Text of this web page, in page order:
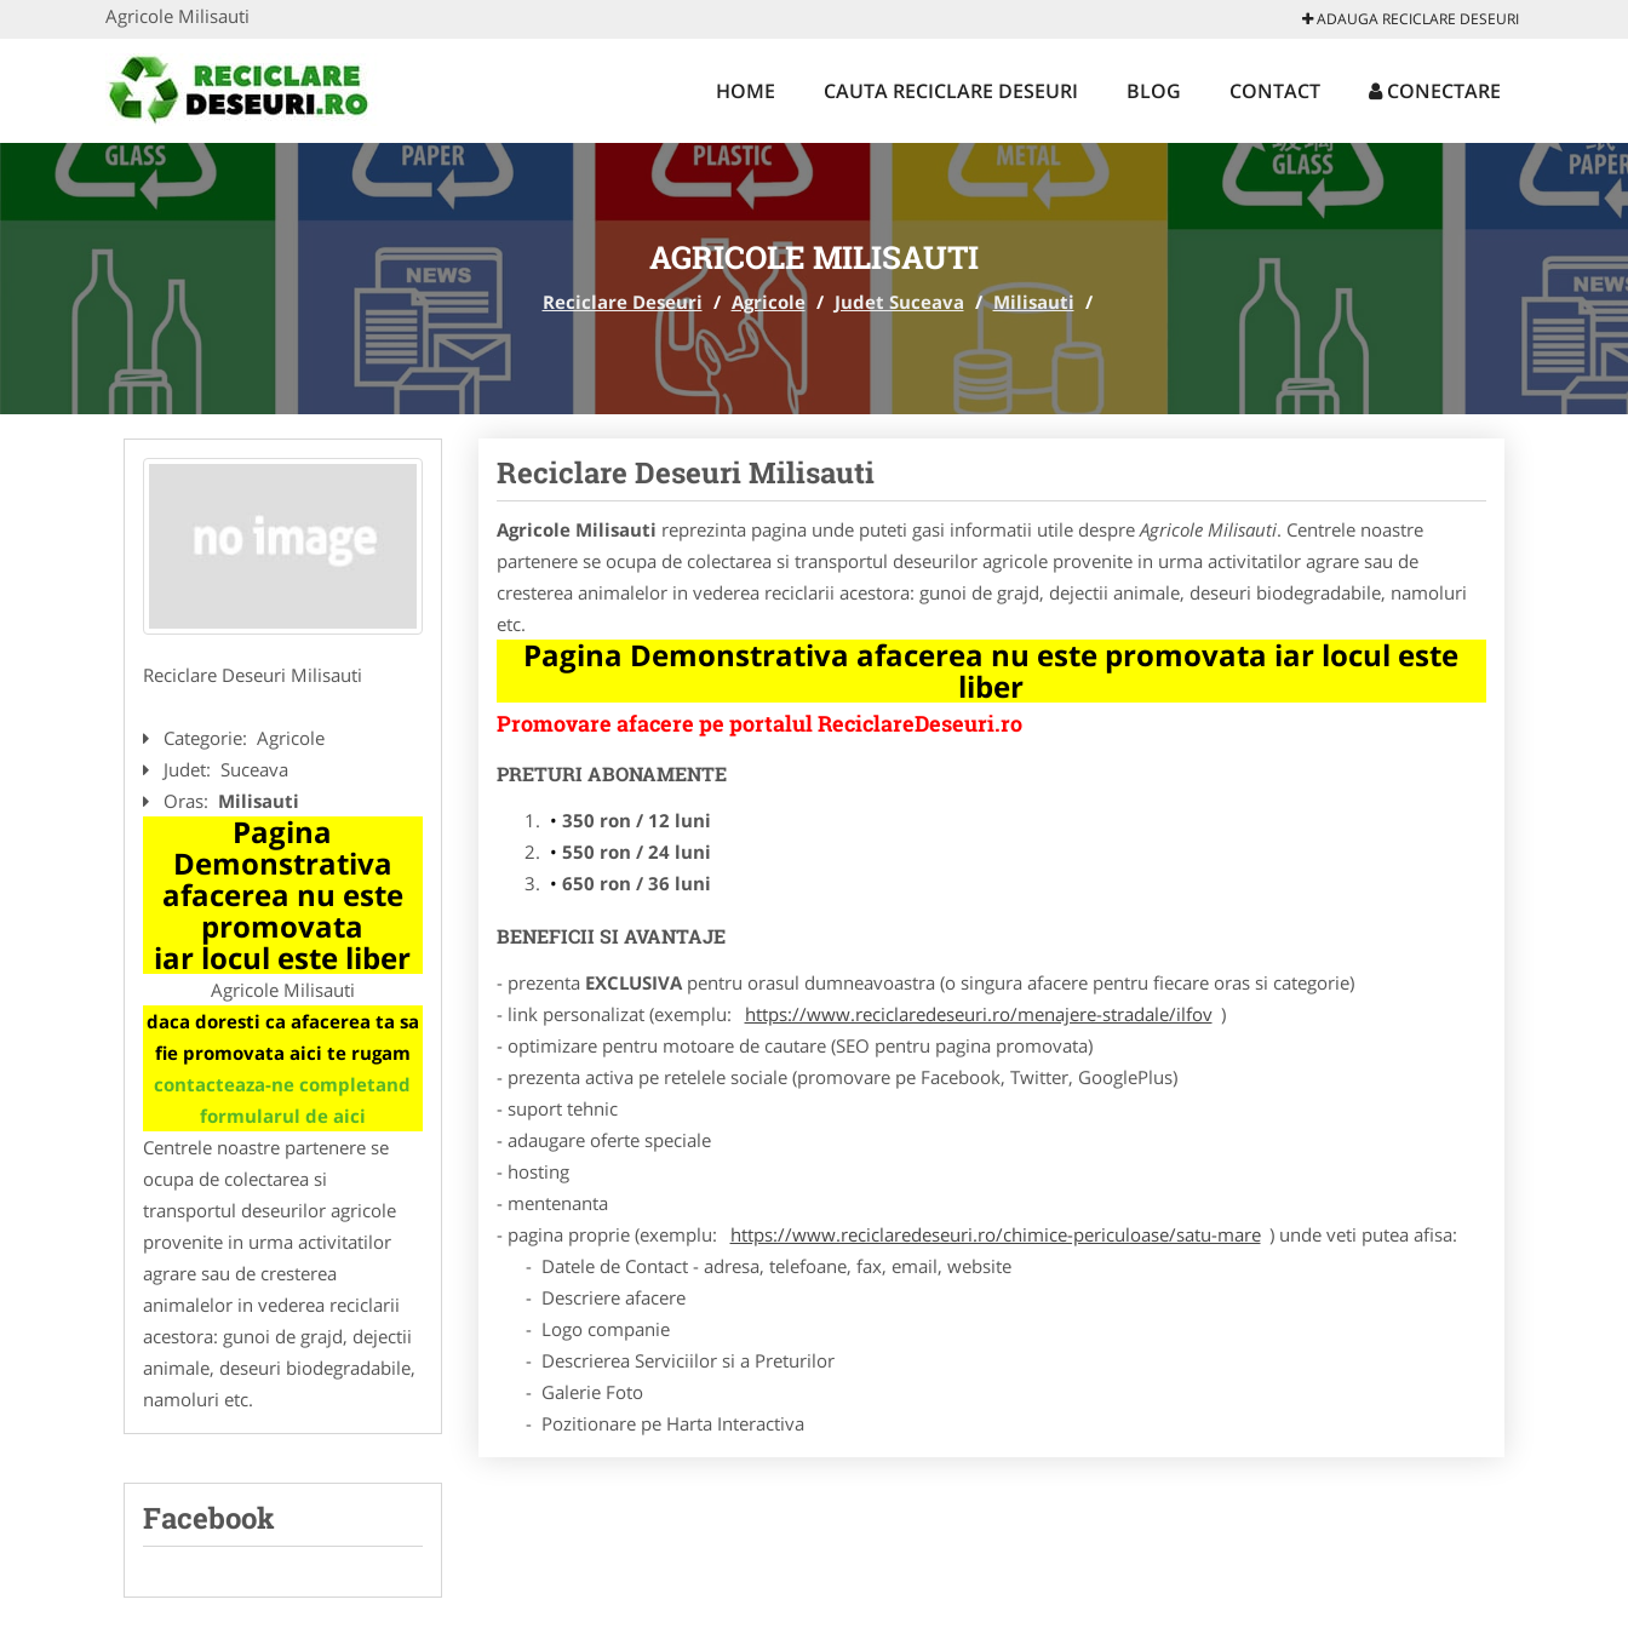
Agricole Milisauti ADAUGA RECICLARE DESEURI
HOME CAUTA RECICLARE DESEURI BLOG CONTACT CONECTARE
AGRICOLE MILISAUTI
Reciclare Deseuri / Agricole / Judet Suceava / Milisauti /
Reciclare Deseuri Milisauti
Categorie: Agricole
Judet: Suceava
Oras: Milisauti
Pagina
Demonstrativa
afacerea nu este
promovata
iar locul este liber
Agricole Milisauti
daca doresti ca afacerea ta sa
fie promovata aici te rugam
contacteaza-ne completand
formularul de aici
Centrele noastre partenere se
ocupa de colectarea si
transportul deseurilor agricole
provenite in urma activitatilor
agrare sau de cresterea
animalelor in vederea reciclarii
acestora: gunoi de grajd, dejectii
animale, deseuri biodegradabile,
namoluri etc.
Facebook
Reciclare Deseuri Milisauti
Agricole Milisauti reprezinta pagina unde puteti gasi informatii utile despreAgricole Milisauti. Centrele noastre
partenere se ocupa de colectarea si transportul deseurilor agricole provenite in urma activitatilor agrare sau de
cresterea animalelor in vederea reciclarii acestora: gunoi de grajd, dejectii animale, deseuri biodegradabile, namoluri
etc.
Pagina Demonstrativa afacerea nu este promovata iar locul este
liber
Promovare afacere pe portalul ReciclareDeseuri.ro
PRETURI ABONAMENTE
350 ron / 12 luni
550 ron / 24 luni
650 ron / 36 luni
BENEFICII SI AVANTAJE
- prezenta EXCLUSIVApentru orasul dumneavoastra (o singura afacere pentru fiecare oras si categorie)
- link personalizat (exemplu:
https://www.reciclaredeseuri.ro/menajere-stradale/ilfov )
- optimizare pentru motoare de cautare (SEO pentru pagina promovata)
- prezenta activa pe retelele sociale (promovare pe Facebook, Twitter, GooglePlus)
- suport tehnic
- adaugare oferte speciale
- hosting
- mentenanta
- pagina proprie (exemplu:
https://www.reciclaredeseuri.ro/chimice-periculoase/satu-mare ) unde veti putea afisa:
- Datele de Contact - adresa, telefoane, fax, email, website
- Descriere afacere
- Logo companie
- Descrierea Serviciilor si a Preturilor
- Galerie Foto
- Pozitionare pe Harta Interactiva